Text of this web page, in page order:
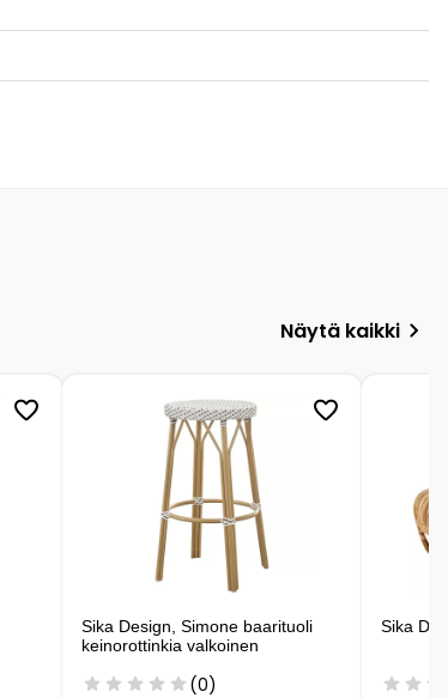
Näytä kaikki
Sika Design, Simone baarituoli
keinorottinkia valkoinen
(0)
Sika